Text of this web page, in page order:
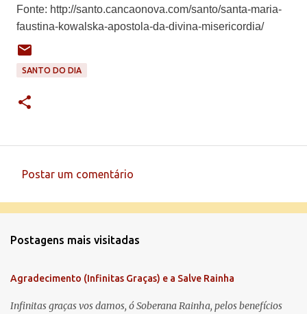
Fonte: http://santo.cancaonova.com/santo/santa-maria-
faustina-kowalska-apostola-da-divina-misericordia/
SANTO DO DIA
e
t
á
Postar um comentário
Postagens mais visitadas
Agradecimento (Infinitas Graças) e a Salve Rainha
Infinitas graças vos damos, ó Soberana Rainha, pelos benefícios